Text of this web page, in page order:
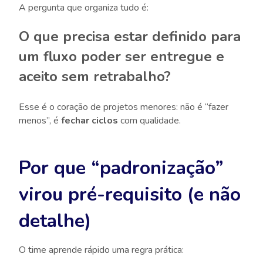
A pergunta que organiza tudo é:
O que precisa estar definido para
um fluxo poder ser entregue e
aceito sem retrabalho?
Esse é o coração de projetos menores: não é “fazer
menos”, é fechar ciclos com qualidade.
Por que “padronização”
virou pré-requisito (e não
detalhe)
O time aprende rápido uma regra prática: